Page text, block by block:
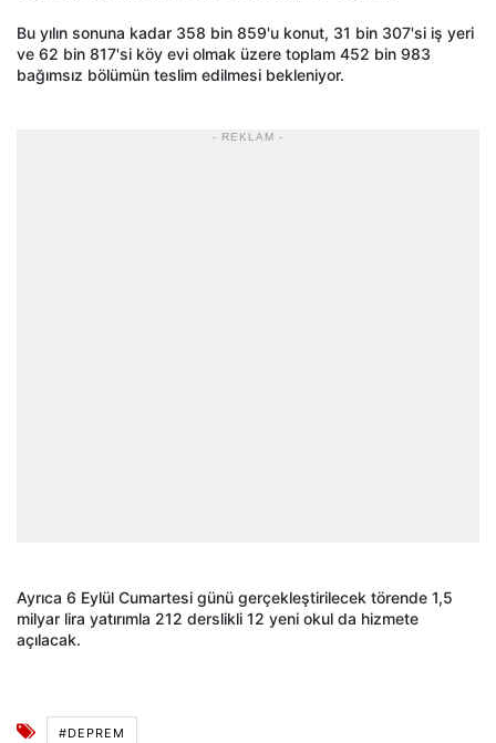
Bu yılın sonuna kadar 358 bin 859'u konut, 31 bin 307'si iş yeri
ve 62 bin 817'si köy evi olmak üzere toplam 452 bin 983
bağımsız bölümün teslim edilmesi bekleniyor.
- REKLAM -
Ayrıca 6 Eylül Cumartesi günü gerçekleştirilecek törende 1,5
milyar lira yatırımla 212 derslikli 12 yeni okul da hizmete
açılacak.
#DEPREM